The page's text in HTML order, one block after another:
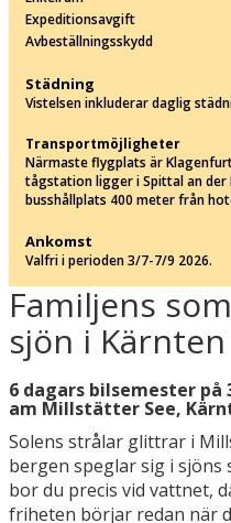
Familjens
sjön i Kärnten
6 dagars bilsemester
am Millstätter See,
Solens strålar glittrar i
bergen speglar sig i sjöns
bor du precis vid vattnet,
friheten börjar redan när
Expeditionsavgift
Avbeställningsskydd
Städning
Vistelsen inkluderar daglig
Transportmöjligheter
Närmaste flygplats är
tågstation ligger i Spittal an der
busshållplats 400 meter från
Ankomst
Valfri i perioden 3/7-7/9 2026.